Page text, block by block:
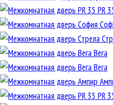
PR
Вега
Вега
PR